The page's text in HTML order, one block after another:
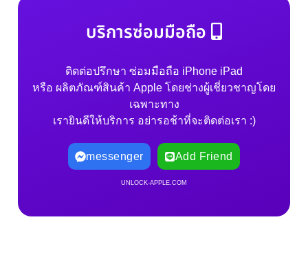
บริการซ่อมมือถือ
ติดต่อปรึกษา ซ่อมมือถือ iPhone iPad
หรือ ผลิตภัณฑ์สินค้า Apple โดยช่างผู้เชี่ยวชาญโดย
เฉพาะทาง
เรายินดีให้บริการ อย่ารอช้าที่จะติดต่อเรา :)
messenger Add Friend
UNLOCK-APPLE.COM